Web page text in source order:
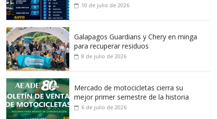
10 de julio de 2026
Galapagos Guardians y Chery en minga
para recuperar residuos
8 de julio de 2026
Mercado de motocicletas cierra su
mejor primer semestre de la historia
6 de julio de 2026